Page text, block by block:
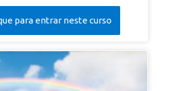
para entrar neste curso